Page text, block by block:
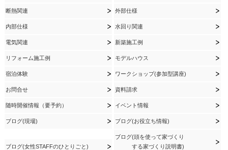
断熱関連 外部仕様
内部仕様 水回り関連
電気関連 新築施工例
リフォーム施工例 モデルハウス
宿泊体験 ワークショップ(参加型講座)
お問合せ 資料請求
随時開催情報（要予約） イベント情報
ブログ(現場) ブログ(お役立ち情報)
ブログ(女性STAFFのひとりごと)
ブログ(頭を使って家づくり
する家づくり説明書)